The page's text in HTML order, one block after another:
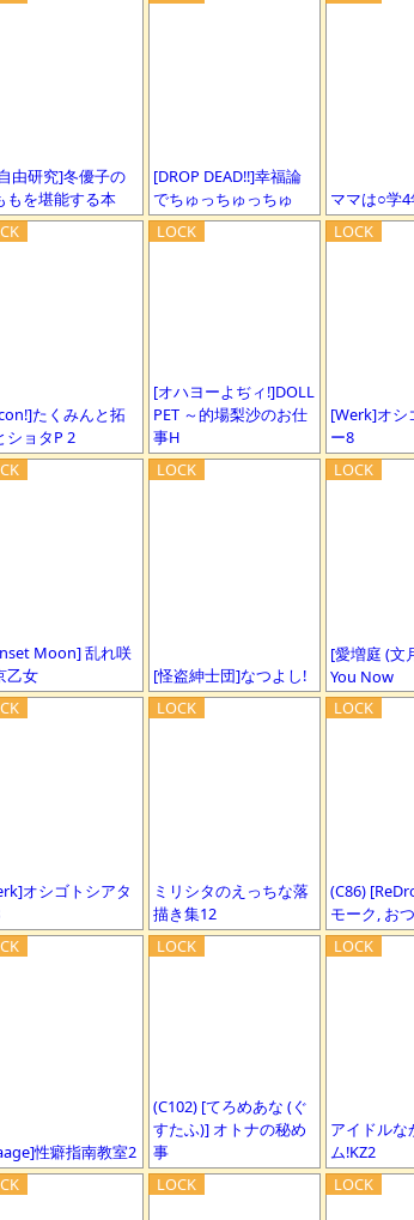
由研究]冬優子の
もを堪能する本
[DROP DEAD!!]幸福論
でちゅっちゅっちゅ
ママは○学4
たくみんと拓
ショタP 2
[オハヨーよぢィ!]DOLL
PET ～的場梨沙のお仕
事H
[Werk]オシ
ー8
Moon] 乱れ咲
乙女
[怪盗紳士団]なつよし!
[愛増庭 (文
You Now
オシゴトシアタ
ミリシタのえっちな落
描き集12
(C86)
モーク, お
性癖指南教室2
(C102) [てろめあな (ぐ
すたふ)] オトナの秘め
事
アイドルな
ム!KZ2